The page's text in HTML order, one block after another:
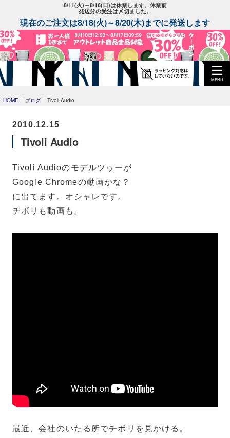
8/11(火)～8/16(日)は休業します。休業前
発送分の受注は〆切ました。
現在のご注文は8/18(火)～8/20(木)までに発送します
MENU
HOME ブログ Tivoli Audio
2010.12.15
Tivoli Audio
Tivoli Audioのモデルツゥーが
Google Chromeの動画かな？
に出てます。オシャレです。
チボリも動画も。
最近、会社のいたる所でチボリを見かける。